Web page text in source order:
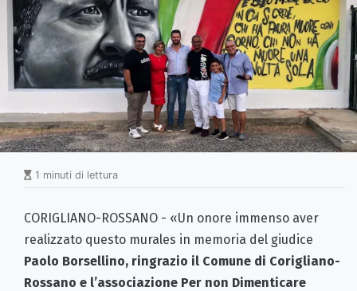
1 minuti di lettura
CORIGLIANO-ROSSANO - «Un onore immenso aver
realizzato questo murales in memoria del giudice
Paolo Borsellino, ringrazio il Comune di Corigliano-
Rossano e l’associazione Per non Dimenticare